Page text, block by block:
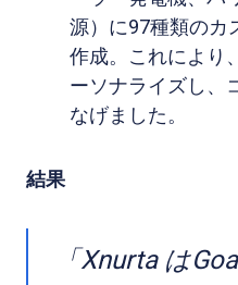
源）に97種類のカ
作成。これにより
ーソナライズし、
なげました。
結果
「Xnurta は